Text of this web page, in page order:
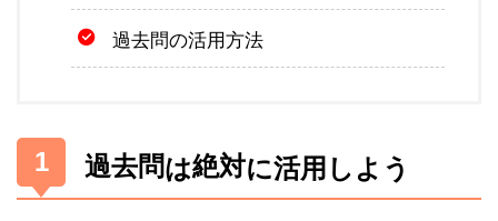
過去問の活用方法
過去問は絶対に活用しよう